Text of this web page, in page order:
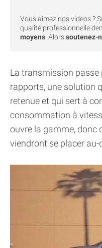
Vous aimez nos videos ?
qualité professionnelle
moyens . Alorssoutenez-
La transmission passe
rapports, une solution
retenue et qui sert à
consommation à
ouvre la gamme, donc
viendront se placer au-